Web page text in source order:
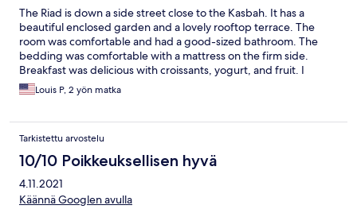
The Riad is down a side street close to the Kasbah. It has a
beautiful enclosed garden and a lovely rooftop terrace. The
room was comfortable and had a good-sized bathroom. The
bedding was comfortable with a mattress on the firm side.
Breakfast was delicious with croissants, yogurt, and fruit. I
enjoyed a grilled steak dinner with two sauces, au poivre and
mushroom. It is a beautiful place to stay. Staff and service were
Louis P, 2 yön matka
Tarkistettu arvostelu
10/10 Poikkeuksellisen hyvä
4.11.2021
Käännä Googlen avulla